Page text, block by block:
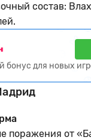
состав:
бонус для новых
поражения от